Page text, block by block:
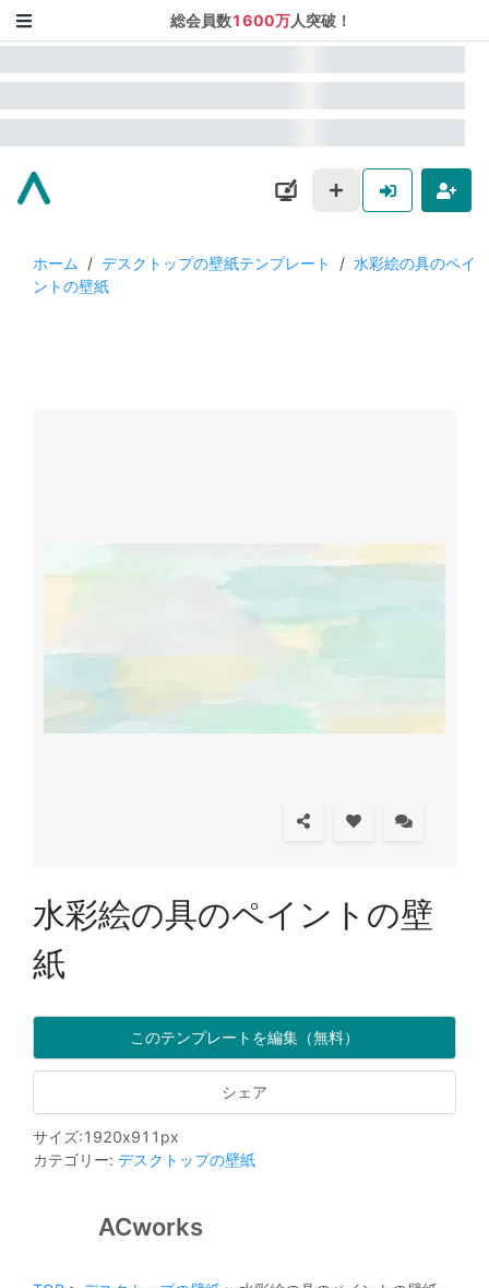
総会員数1600万人突破！
ホーム / デスクトップの壁紙テンプレート / 水彩絵の具のペイ
ントの壁紙
水彩絵の具のペイントの壁
紙
このテンプレートを編集（無料）
シェア
サイズ:1920x911 px
カテゴリー: デスクトップの壁紙
ACworks